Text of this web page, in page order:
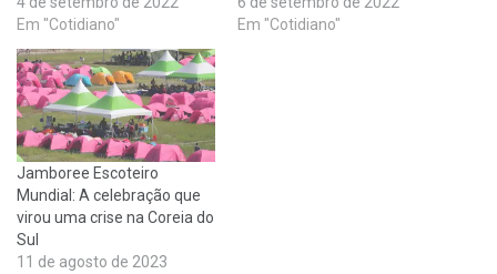
Em "Cotidiano"
Em "Cotidiano"
Jamboree Escoteiro
Mundial: A celebração que
virou uma crise na Coreia do
Sul
11 de agosto de 2023